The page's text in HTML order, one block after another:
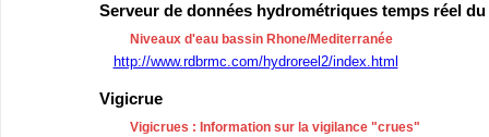
Serveur de données hydrométriques temps réel
Niveaux d'eau bassin Rhone/Mediterranée
http://www.rdbrmc.com/hydroreel2/index.html
Vigicrue
Vigicrues : Information sur la vigilance "crues"